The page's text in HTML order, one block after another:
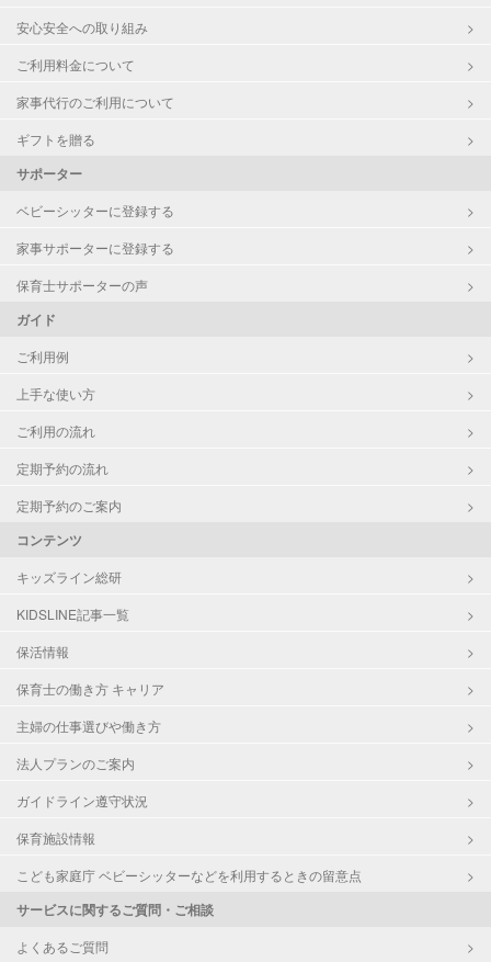
安心安全への取り組み
ご利用料金について
家事代行のご利用について
ギフトを贈る
サポーター
ベビーシッターに登録する
家事サポーターに登録する
保育士サポーターの声
ガイド
ご利用例
上手な使い方
ご利用の流れ
定期予約の流れ
定期予約のご案内
コンテンツ
キッズライン総研
KIDSLINE記事一覧
保活情報
保育士の働き方 キャリア
主婦の仕事選びや働き方
法人プランのご案内
ガイドライン遵守状況
保育施設情報
こども家庭庁 ベビーシッターなどを利用するときの留意点
サービスに関するご質問・ご相談
よくあるご質問